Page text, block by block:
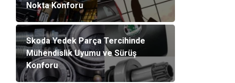
Nokta Konforu
Skoda Yedek Parça Tercihinde
Mühendislik Uyumu ve Sürüş
Konforu